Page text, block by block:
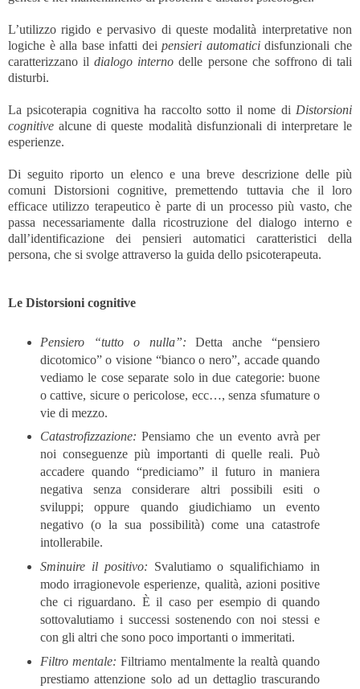
L’utilizzo rigido e pervasivo di queste modalità interpretative non
logiche è alla base infatti deipensieri automaticidisfunzionali che
caratterizzano ildialogo interno delle persone che soffrono di tali
disturbi.
La psicoterapia cognitiva ha raccolto sotto il nome di Distorsioni
cognitive alcune di queste modalità disfunzionali di interpretare le
esperienze.
Di seguito riporto un elenco e una breve descrizione delle più
comuni Distorsioni cognitive, premettendo tuttavia che il loro
efficace utilizzo terapeutico è parte di un processo più vasto, che
passa necessariamente dalla ricostruzione del dialogo interno e
dall’identificazione dei pensieri automatici caratteristici della
persona, che si svolge attraverso la guida dello psicoterapeuta.
Le Distorsioni cognitive
Pensiero “tutto o nulla”: Detta anche “pensiero
dicotomico” o visione “bianco o nero”, accade quando
vediamo le cose separate solo in due categorie: buone
o cattive, sicure o pericolose, ecc…, senza sfumature o
vie di mezzo.
Catastrofizzazione:Pensiamo che un evento avrà per
noi conseguenze più importanti di quelle reali. Può
accadere quando “prediciamo” il futuro in maniera
negativa senza considerare altri possibili esiti o
sviluppi; oppure quando giudichiamo un evento
negativo (o la sua possibilità) come una catastrofe
intollerabile.
Sminuire il positivo: Svalutiamo o squalifichiamo in
modo irragionevole esperienze, qualità, azioni positive
che ci riguardano. È il caso per esempio di quando
sottovalutiamo i successi sostenendo con noi stessi e
con gli altri che sono poco importanti o immeritati.
Filtro mentale: Filtriamo mentalmente la realtà quando
prestiamo attenzione solo ad un dettaglio trascurando